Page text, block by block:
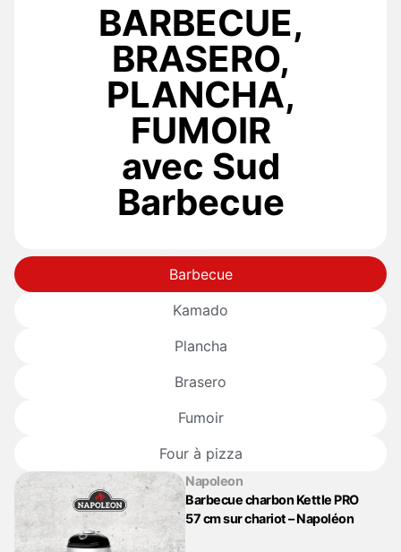
BARBECUE,
BRASERO,
PLANCHA,
FUMOIR
avec Sud
Barbecue
Barbecue
Kamado
Plancha
Brasero
Fumoir
Four à pizza
Napoleon
Barbecue charbon Kettle PRO
57 cm sur chariot – Napoléon